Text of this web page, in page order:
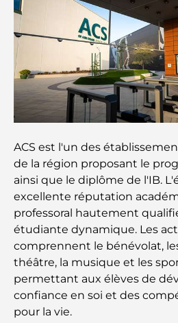
guide pour les amateurs
A Brief Guide to Buying
Guide des salles de sport
meilleures options de
Hills et aux alentours
Les meilleurs centres
le shopping et les loisirs
Que faire au DIFC :
dynamique de Dubaï
Cartes de crédit aux
complet pour dépenser
Hôpital du DIFC : des
mondiale à Dubaï
ACS est l'un des
de la région proposant le
ainsi que le diplôme de l'IB.
excellente réputation
professoral hautement
étudiante dynamique. Les
comprennent le bénévolat,
théâtre, la musique et les
permettant aux élèves de
confiance en soi et des
pour la vie.